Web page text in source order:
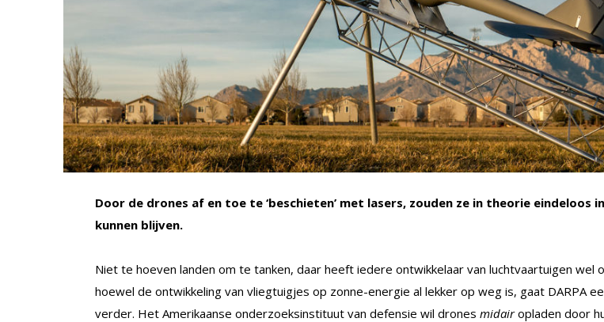
Door de drones af en toe te ‘beschieten’ met lasers, zouden ze in theorie eindeloos
kunnen blijven.
Niet te hoeven landen om te tanken, daar heeft iedere ontwikkelaar van luchtvaartuigen wel
hoewel de ontwikkeling van vliegtuigjes op zonne-energie al lekker op weg is, gaat DARPA
verder. Het Amerikaanse onderzoeksinstituut van defensie wil drones midairopladen door